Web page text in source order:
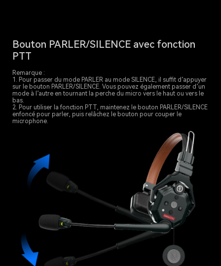
Bouton PARLER/SILENCE avec fonction
PTT
Remarque :
1. Pour passer du mode PARLER au mode SILENCE, il suffit d’appuyer
sur le bouton PARLER/SILENCE. Vous pouvez également passer d’un
mode à l’autre en tournant la perche du micro vers le haut ou vers le
bas.
2. Pour utiliser la fonction PTT, maintenez le bouton PARLER/SILENCE
enfoncé pour parler, puis relâchez le bouton pour couper le
microphone.